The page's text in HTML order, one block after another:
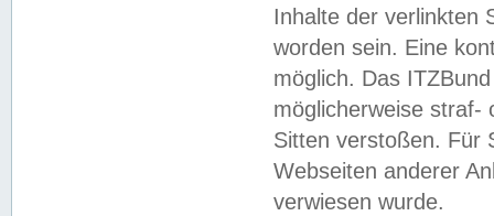
Inhalte der verlinkten
worden sein. Eine
möglich. Das
möglicherweise straf-
Sitten verstoßen. Für
Webseiten anderer
verwiesen wurde.